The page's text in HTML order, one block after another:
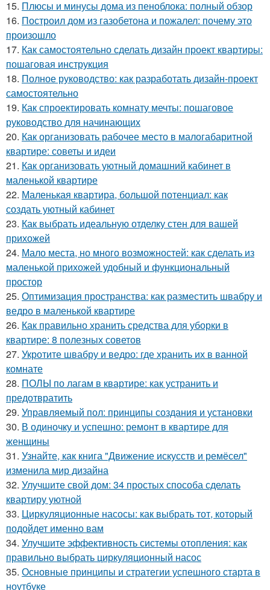
15. Плюсы и минусы дома из пеноблока: полный обзор
16. Построил дом из газобетона и пожалел: почему это
произошло
17. Как самостоятельно сделать дизайн проект квартиры:
пошаговая инструкция
18. Полное руководство: как разработать дизайн-проект
самостоятельно
19. Как спроектировать комнату мечты: пошаговое
руководство для начинающих
20. Как организовать рабочее место в малогабаритной
квартире: советы и идеи
21. Как организовать уютный домашний кабинет в
маленькой квартире
22. Маленькая квартира, большой потенциал: как
создать уютный кабинет
23. Как выбрать идеальную отделку стен для вашей
прихожей
24. Мало места, но много возможностей: как сделать из
маленькой прихожей удобный и функциональный
простор
25. Оптимизация пространства: как разместить швабру и
ведро в маленькой квартире
26. Как правильно хранить средства для уборки в
квартире: 8 полезных советов
27. Укротите швабру и ведро: где хранить их в ванной
комнате
28. ПОЛЫ по лагам в квартире: как устранить и
предотвратить
29. Управляемый пол: принципы создания и установки
30. В одиночку и успешно: ремонт в квартире для
женщины
31. Узнайте, как книга "Движение искусств и ремёсел"
изменила мир дизайна
32. Улучшите свой дом: 34 простых способа сделать
квартиру уютной
33. Циркуляционные насосы: как выбрать тот, который
подойдет именно вам
34. Улучшите эффективность системы отопления: как
правильно выбрать циркуляционный насос
35. Основные принципы и стратегии успешного старта в
ноутбуке